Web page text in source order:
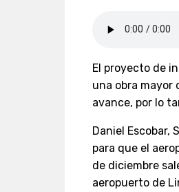
El proyecto de
una obra mayor
avance, por lo
Daniel Escobar,
para que el
de diciembre
aeropuerto de